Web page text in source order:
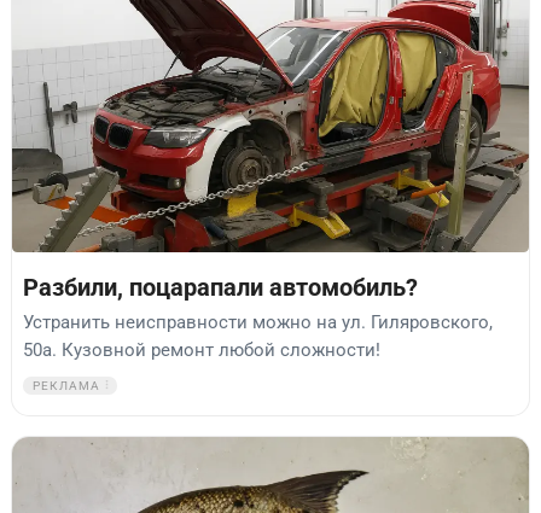
Разбили, поцарапали автомобиль?
Устранить неисправности можно на ул. Гиляровского,
50а. Кузовной ремонт любой сложности!
РЕКЛАМА